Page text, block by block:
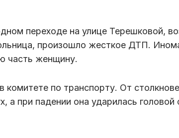
переходе на улице Терешковой,
произошло жесткое ДТП.
часть женщину.
комитете по транспорту. От
а при падении она ударилась головой